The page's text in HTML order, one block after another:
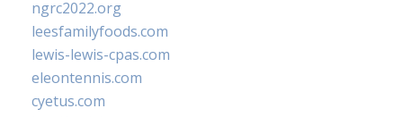
ngrc2022.org
leesfamilyfoods.com
lewis-lewis-cpas.com
eleontennis.com
cyetus.com